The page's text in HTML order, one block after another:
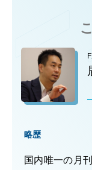
略歴
国内唯一の月